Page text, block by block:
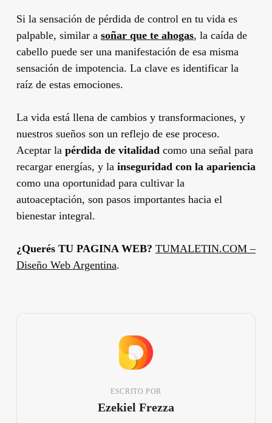
Si la sensación de pérdida de control en tu vida es
palpable, similar a soñar que te ahogas, la caída de
cabello puede ser una manifestación de esa misma
sensación de impotencia. La clave es identificar la
raíz de estas emociones.
La vida está llena de cambios y transformaciones, y
nuestros sueños son un reflejo de ese proceso.
Aceptar la pérdida de vitalidad como una señal para
recargar energías, y la inseguridad con la apariencia
como una oportunidad para cultivar la
autoaceptación, son pasos importantes hacia el
bienestar integral.
¿Querés TU PAGINA WEB? TUMALETIN.COM –
Diseño Web Argentina.
ESCRITO POR
Ezekiel Frezza